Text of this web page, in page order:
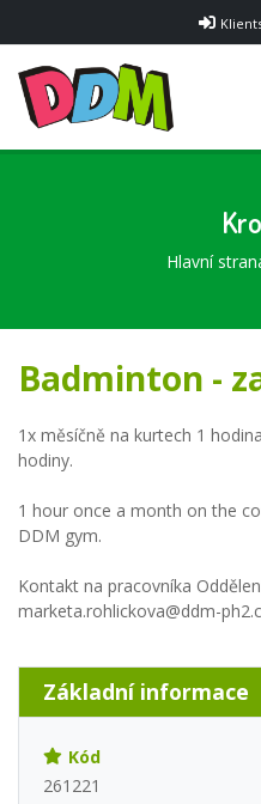
Hlavní
Badminton -
1x měsíčně na kurtech 1
hodiny.
1 hour once a month on the
DDM gym.
Kontakt na pracovníka
marketa.rohlickova@ddm-
Základní informace
Kód
261221